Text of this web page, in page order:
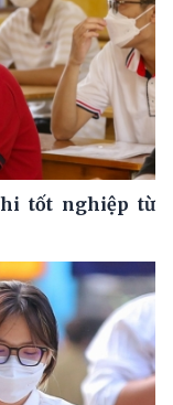
tốt nghiệp từ